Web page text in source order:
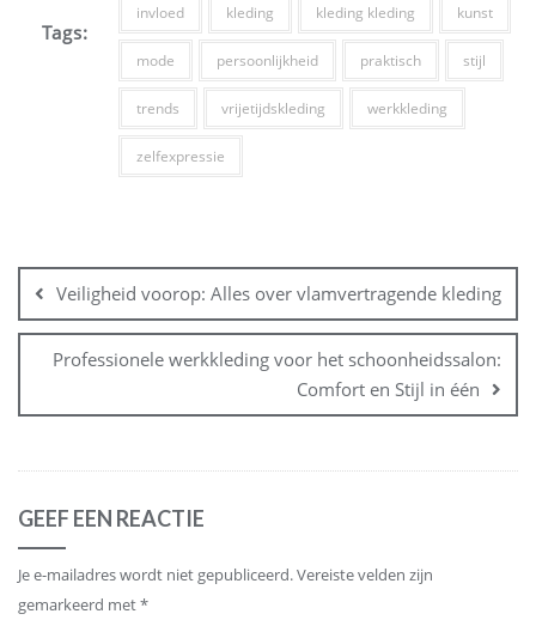
Tags:
invloed kleding kleding kleding kunst
mode persoonlijkheid praktisch stijl
trends vrijetijdskleding werkkleding
zelfexpressie
navigatie
Veiligheid voorop: Alles over vlamvertragende kleding
Professionele werkkleding voor het schoonheidssalon:
Comfort en Stijl in één
GEEF EEN REACTIE
Je e-mailadres wordt niet gepubliceerd.Vereiste velden zijn
gemarkeerd met*